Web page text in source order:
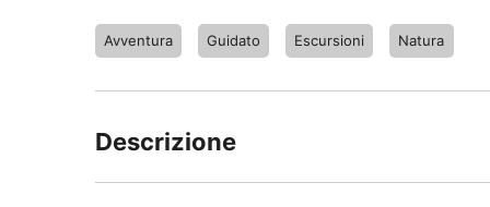
Avventura Guidato Escursioni Natura
Descrizione